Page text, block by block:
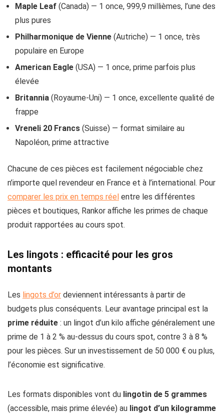
Maple Leaf (Canada) — 1 once, 999,9 millièmes, l’une des
plus pures
Philharmonique de Vienne (Autriche) — 1 once, très
populaire en Europe
American Eagle (USA) — 1 once, prime parfois plus
élevée
Britannia (Royaume-Uni) — 1 once, excellente qualité de
frappe
Vreneli 20 Francs (Suisse) — format similaire au
Napoléon, prime attractive
Chacune de ces pièces est facilement négociable chez
n’importe quel revendeur en France et à l’international. Pour
comparer les prix en temps réel entre les différentes
pièces et boutiques, Rankor affiche les primes de chaque
produit rapportées au cours spot.
Les lingots : efficacité pour les gros
montants
Les lingots d’or deviennent intéressants à partir de
budgets plus conséquents. Leur avantage principal est la
prime réduite : un lingot d’un kilo affiche généralement une
prime de 1 à 2 % au-dessus du cours spot, contre 3 à 8 %
pour les pièces. Sur un investissement de 50 000 € ou plus,
l’économie est significative.
Les formats disponibles vont du lingotin de 5 grammes
(accessible, mais prime élevée) au lingot d’un kilogramme